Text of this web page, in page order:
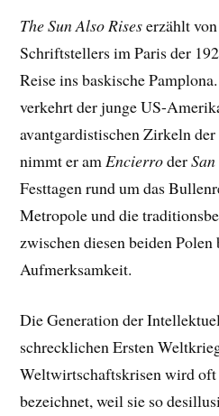
The Sun Also Riseserzählt
Schriftstellers im Paris der
Reise ins baskische
verkehrt der junge US-
avantgardistischen Zirkeln
nimmt er am Encierroder
Festtagen rund um das
Metropole und die
zwischen diesen beiden
Aufmerksamkeit.
Die Generation der
schrecklichen Ersten
Weltwirtschaftskrisen wird
bezeichnet, weil sie so